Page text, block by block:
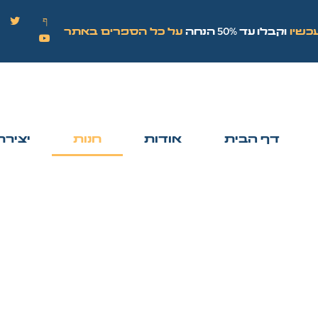
וקבלו עד 50% הנחה על כל הספרים באתר
דף הבית אודות חנות